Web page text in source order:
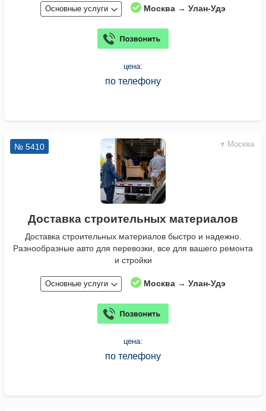
Основные услуги Москва → Улан-Удэ
цена:
по телефону
Москва
№ 5410
Доставка строительных материалов
Доставка строительных материалов быстро и надежно.
Разнообразные авто для перевозки, все для вашего ремонта
и стройки
Основные услуги Москва → Улан-Удэ
цена:
по телефону